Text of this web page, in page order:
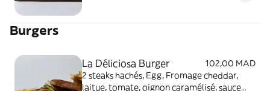
Burgers
La Déliciosa Burger
102,00 MAD
2 steaks hachés, Egg, Fromage cheddar,
laitue, tomate, oignon caramélisé, sauce